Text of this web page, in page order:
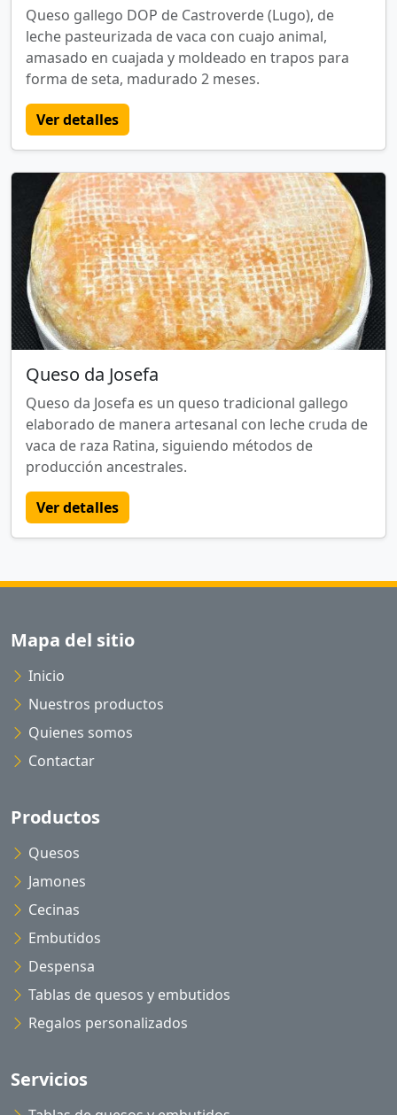
Queso gallego DOP de Castroverde (Lugo), de
leche pasteurizada de vaca con cuajo animal,
amasado en cuajada y moldeado en trapos para
forma de seta, madurado 2 meses.
Ver detalles
Queso da Josefa
Queso da Josefa es un queso tradicional gallego
elaborado de manera artesanal con leche cruda de
vaca de raza Ratina, siguiendo métodos de
producción ancestrales.
Ver detalles
Mapa del sitio
Inicio
Nuestros productos
Quienes somos
Contactar
Productos
Quesos
Jamones
Cecinas
Embutidos
Despensa
Tablas de quesos y embutidos
Regalos personalizados
Servicios